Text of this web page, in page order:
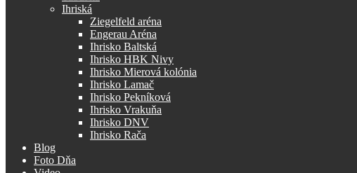
Ihriská
Ziegelfeld aréna
Engerau Aréna
Ihrisko Baltská
Ihrisko HBK Nivy
Ihrisko Mierová kolónia
Ihrisko Lamač
Ihrisko Pekníková
Ihrisko Vrakuňa
Ihrisko DNV
Ihrisko Rača
Blog
Foto Dňa